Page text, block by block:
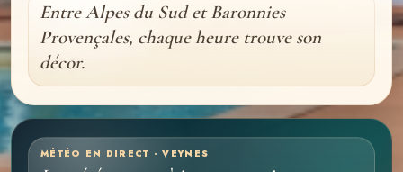
Entre Alpes du Sud et Baronnies
Provençales, chaque heure trouve son
décor.
MÉTÉO EN DIRECT · VEYNES